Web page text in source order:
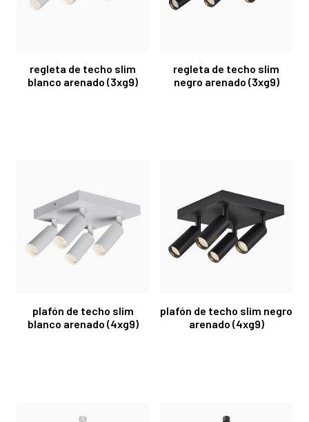
regleta de techo slim
blanco arenado (3xg9)
regleta de techo slim
negro arenado (3xg9)
plafón de techo slim
blanco arenado (4xg9)
plafón de techo slim negro
arenado (4xg9)